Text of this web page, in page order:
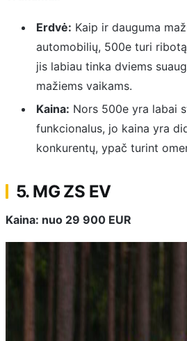
Erdvė: Kaip ir dauguma
automobilių, 500e turi
jis labiau tinka dviems
mažiems vaikams.
Kaina: Nors 500e yra labai
funkcionalus, jo kaina yra
konkurentų, ypač turint
5. MG ZS EV
Kaina: nuo 29 900 EUR